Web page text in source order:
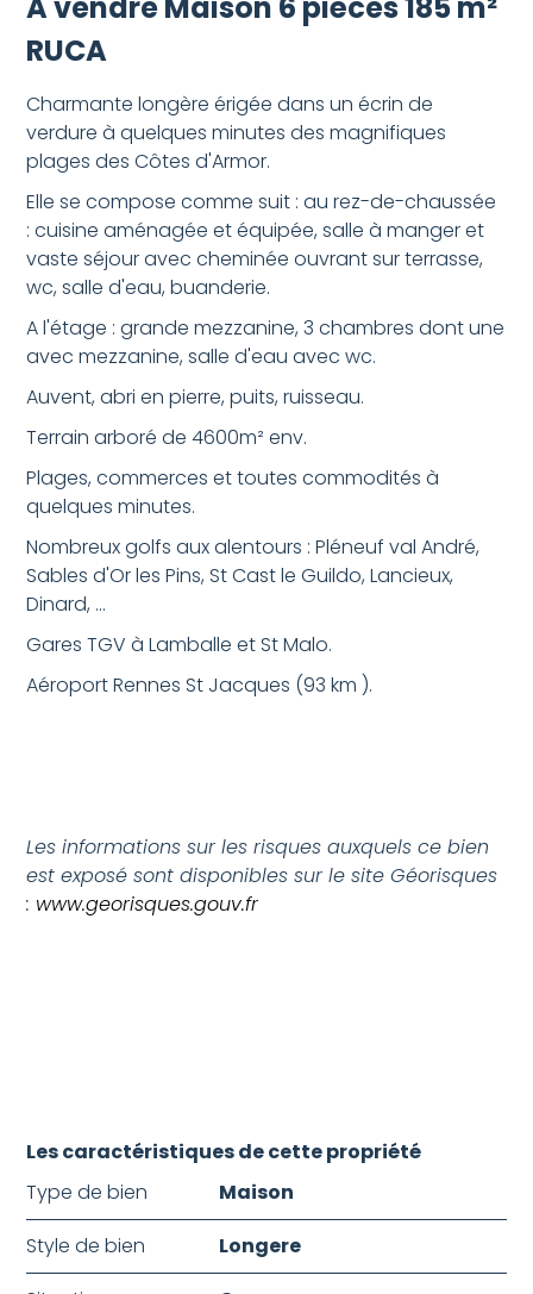
RUCA
Charmante longère érigée dans un écrin de
verdure à quelques minutes des magnifiques
plages des Côtes d'Armor.
Elle se compose comme suit : au rez-de-chaussée
: cuisine aménagée et équipée, salle à manger et
vaste séjour avec cheminée ouvrant sur terrasse,
wc, salle d'eau, buanderie.
A l'étage : grande mezzanine, 3 chambres dont une
avec mezzanine, salle d'eau avec wc.
Auvent, abri en pierre, puits, ruisseau.
Terrain arboré de 4600m² env.
Plages, commerces et toutes commodités à
quelques minutes.
Nombreux golfs aux alentours : Pléneuf val André,
Sables d'Or les Pins, St Cast le Guildo, Lancieux,
Dinard, ...
Gares TGV à Lamballe et St Malo.
Aéroport Rennes St Jacques (93 km ).
Les informations sur les risques auxquels ce bien
est exposé sont disponibles sur le site Géorisques
: www.georisques.gouv.fr
Les caractéristiques de cette propriété
Type de bien
Maison
Style de bien
Longere